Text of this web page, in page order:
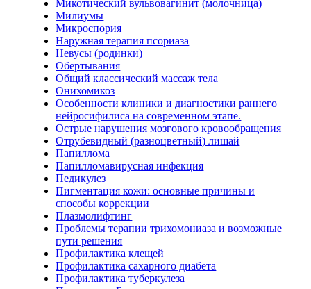
Микотический вульвовагинит (молочница)
Милиумы
Микроспория
Наружная терапия псориаза
Невусы (родинки)
Обертывания
Общий классический массаж тела
Онихомикоз
Особенности клиники и диагностики раннего
нейросифилиса на современном этапе.
Острые нарушения мозгового кровообращения
Отрубевидный (разноцветный) лишай
Папиллома
Папилломавирусная инфекция
Педикулез
Пигментация кожи: основные причины и
способы коррекции
Плазмолифтинг
Проблемы терапии трихомониаза и возможные
пути решения
Профилактика клещей
Профилактика сахарного диабета
Профилактика туберкулеза